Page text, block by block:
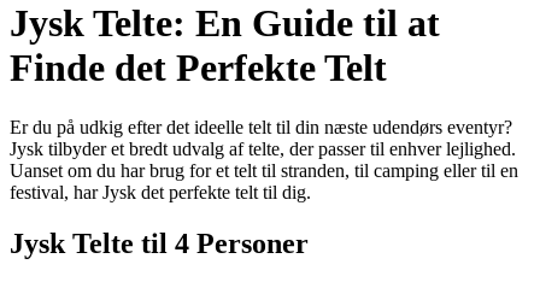
Jysk Telte: En Guide til at
Finde det Perfekte Telt
Er du på udkig efter det ideelle telt til din næste udendørs eventyr?
Jysk tilbyder et bredt udvalg af telte, der passer til enhver lejlighed.
Uanset om du har brug for et telt til stranden, til camping eller til en
festival, har Jysk det perfekte telt til dig.
Jysk Telte til 4 Personer